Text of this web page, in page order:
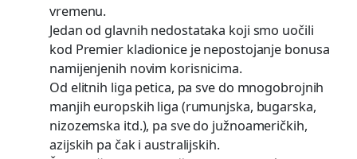
vremenu.
Jedan od glavnih nedostataka koji smo uočili
kod Premier kladionice je nepostojanje bonusa
namijenjenih novim korisnicima.
Od elitnih liga petica, pa sve do mnogobrojnih
manjih europskih liga (rumunjska, bugarska,
nizozemska itd.), pa sve do južnoameričkih,
azijskih pa čak i australijskih.